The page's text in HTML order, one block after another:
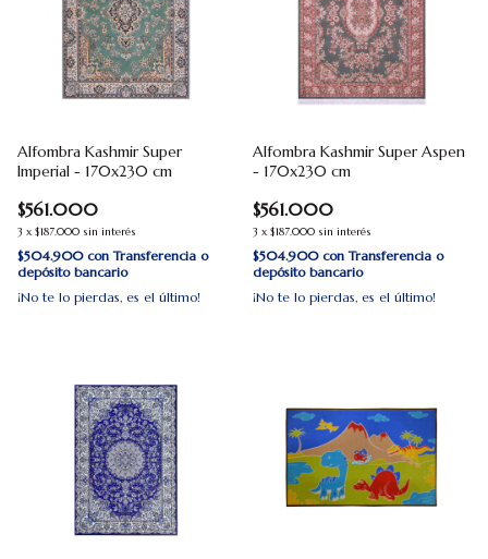
Alfombra Kashmir Super
Imperial - 170x230 cm
$561.000
3 x $187.000 sin interés
$504.900 con Transferencia o
depósito bancario
¡No te lo pierdas, es el último!
Alfombra Kashmir Super Aspen
- 170x230 cm
$561.000
3 x $187.000 sin interés
$504.900 con Transferencia o
depósito bancario
¡No te lo pierdas, es el último!